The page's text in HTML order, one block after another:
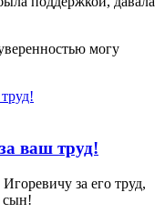
могу
ваш труд!
за его труд,
сын!